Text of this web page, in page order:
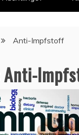
Anti-Impfstoff
Anti-